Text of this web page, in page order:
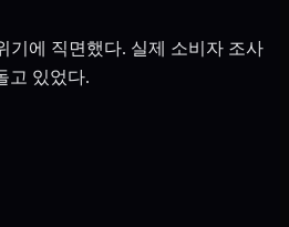
기에 직면했다. 실제 소비자 조사
고 있었다.